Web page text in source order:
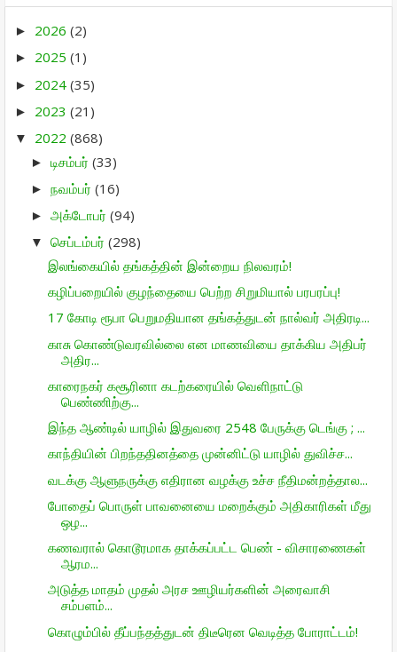
► 2026 (2)
► 2025 (1)
► 2024 (35)
► 2023 (21)
▼ 2022 (868)
► டிசம்பர் (33)
► நவம்பர் (16)
► அக்டோபர் (94)
▼ செப்டம்பர் (298)
இலங்கையில் தங்கத்தின் இன்றைய நிலவரம்!
கழிப்பறையில் குழந்தையை பெற்ற சிறுமியால் பரபரப்பு!
17 கோடி ரூபா பெறுமதியான தங்கத்துடன் நால்வர் அதிரடி...
காசு கொண்டுவரவில்லை என மாணவியை தாக்கிய அதிபர்
அதிர...
காரைநகர் கசூரினா கடற்கரையில் வெளிநாட்டு
பெண்ணிற்கு...
இந்த ஆண்டில் யாழில் இதுவரை 2548 பேருக்கு டெங்கு ; ...
காந்தியின் பிறந்ததினத்தை முன்னிட்டு யாழில் துவிச்ச...
வடக்கு ஆளுநருக்கு எதிரான வழக்கு உச்ச நீதிமன்றத்தால...
போதைப் பொருள் பாவனையை மறைக்கும் அதிகாரிகள் மீது
ஒழ...
கணவரால் கொடூரமாக தாக்கப்பட்ட பெண் - விசாரணைகள்
ஆரம...
அடுத்த மாதம் முதல் அரச ஊழியர்களின் அரைவாசி
சம்பளம்...
கொழும்பில் தீப்பந்தத்துடன் திடீரென வெடித்த போராட்டம்!